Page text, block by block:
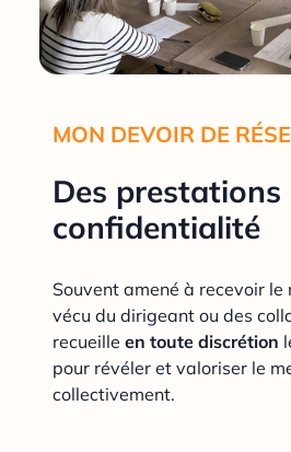
MON DEVOIR DE
Des
confidentialité
Souvent amené à recevoir le
vécu du dirigeant ou des
recueille en toute discrétion
pour révéler et valoriser le
collectivement.